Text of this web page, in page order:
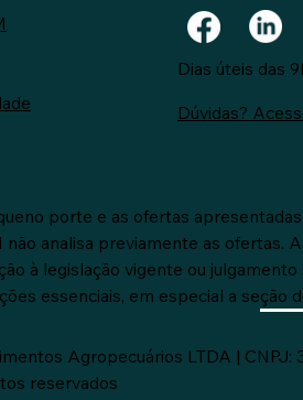
Agropecuários LTDA | CNPJ:
reservados
porte e as ofertas
analisa previamente as ofertas.
à legislação vigente ou
essenciais, em especial a
Dias úteis das
Dúvidas?